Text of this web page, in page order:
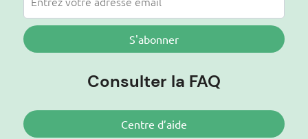
S'abonner
Consulter la FAQ
Centre d’aide